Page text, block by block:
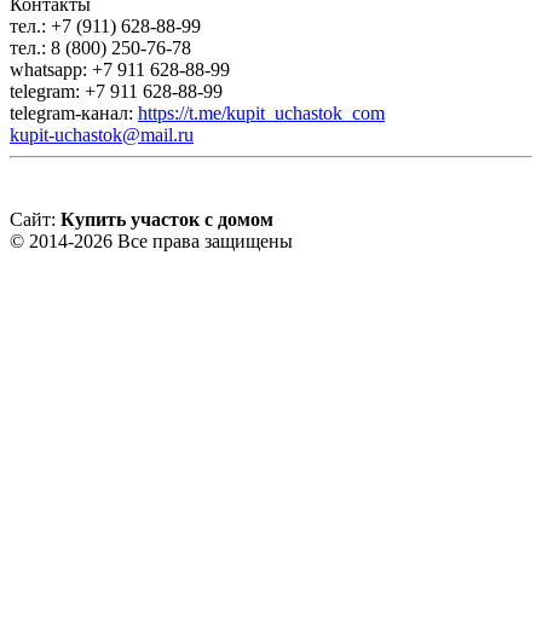
Контакты
тел.: +7 (911) 628-88-99
тел.: 8 (800) 250-76-78
whatsapp: +7 911 628-88-99
telegram: +7 911 628-88-99
telegram-канал: https://t.me/kupit_uchastok_com
kupit-uchastok@mail.ru
Сайт: Купить участок с домом
© 2014-2026 Все права защищены